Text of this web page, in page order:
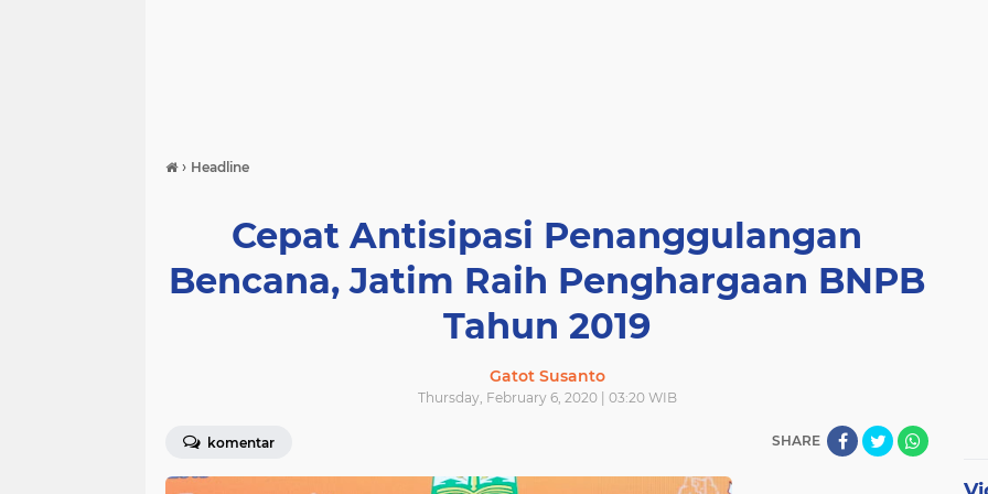
› Headline
Cepat Antisipasi Penanggulangan
Bencana, Jatim Raih Penghargaan BNPB
Tahun 2019
Gatot Susanto
Thursday, February 6, 2020 | 03:20 WIB
komentar SHARE